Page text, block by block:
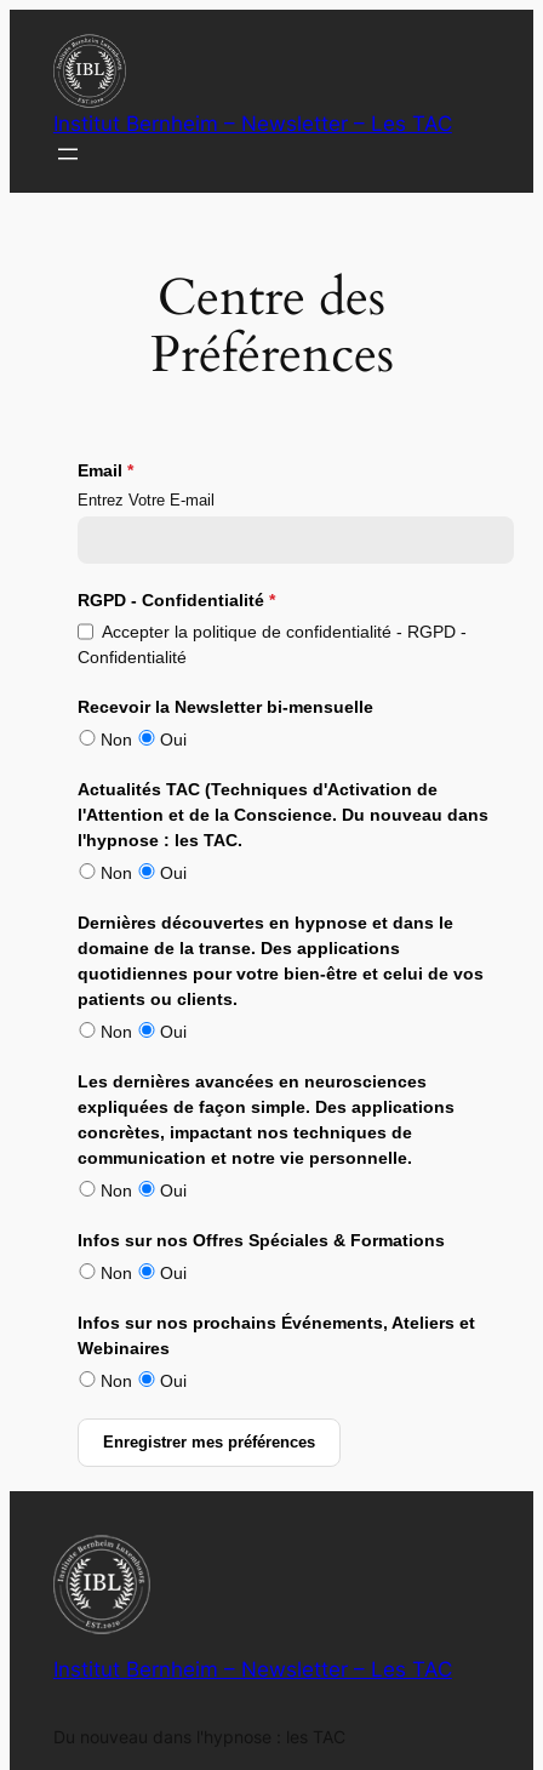
contenu
Institut Bernheim – Newsletter – Les TAC
Centre des
Préférences
Email
Entrez Votre E-mail
RGPD - Confidentialité
Accepter la politique de confidentialité - RGPD -
Confidentialité
Recevoir la Newsletter bi-mensuelle
Non
Oui
Actualités TAC (Techniques d'Activation de
l'Attention et de la Conscience. Du nouveau dans
l'hypnose : les TAC.
Non
Oui
Dernières découvertes en hypnose et dans le
domaine de la transe. Des applications
quotidiennes pour votre bien-être et celui de vos
patients ou clients.
Non
Oui
Les dernières avancées en neurosciences
expliquées de façon simple. Des applications
concrètes, impactant nos techniques de
communication et notre vie personnelle.
Non
Oui
Infos sur nos Offres Spéciales & Formations
Non
Oui
Infos sur nos prochains Événements, Ateliers et
Webinaires
Non
Oui
Enregistrer mes préférences
Institut Bernheim – Newsletter – Les TAC